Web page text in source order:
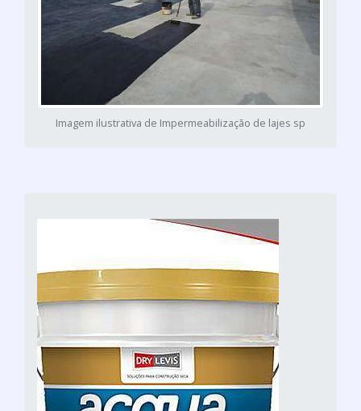
Imagem ilustrativa de Impermeabilização de lajes sp